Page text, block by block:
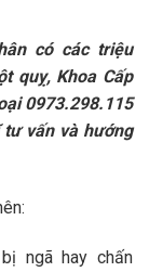
có các triệu
quỵ, Khoa Cấp
0973.298.115
vấn và hướng
ngã hay chấn